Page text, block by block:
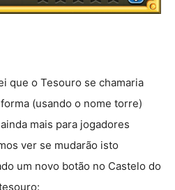
que o Tesouro se chamaria
(usando o nome torre)
mais para jogadores
ver se mudarão isto
um novo botão no Castelo do